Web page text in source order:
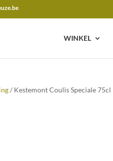
WINKEL
/ Kestemont Coulis Speciale 75cl